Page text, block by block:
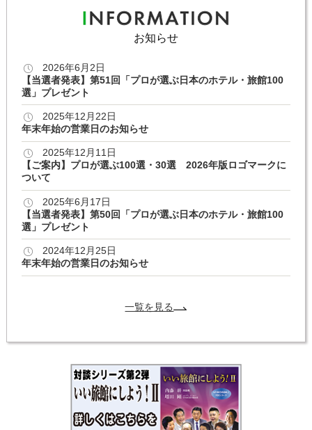
お知らせ
2026年6月2日
【当選者発表】第51回「プロが選ぶ日本のホテル・旅館100
選」プレゼント
2025年12月22日
年末年始の営業日のお知らせ
2025年12月11日
【ご案内】プロが選ぶ100選・30選 2026年版ロゴマークに
ついて
2025年6月17日
【当選者発表】第50回「プロが選ぶ日本のホテル・旅館100
選」プレゼント
2024年12月25日
年末年始の営業日のお知らせ
一覧を見る